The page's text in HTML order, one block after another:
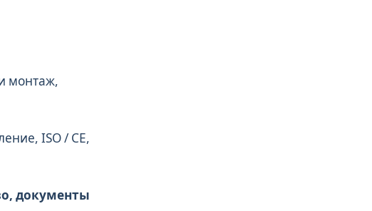
монтаж,
ISO / CE,
документы